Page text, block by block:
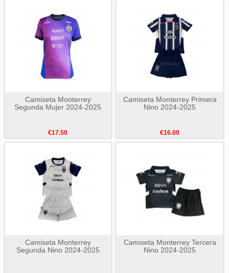
Camiseta Monterrey
Segunda Mujer 2024-2025
€17.50
Camiseta Monterrey Primera
Nino 2024-2025
€16.00
Camiseta Monterrey
Segunda Nino 2024-2025
Camiseta Monterrey Tercera
Nino 2024-2025